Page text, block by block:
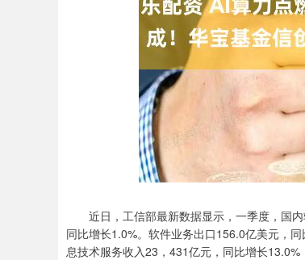
近日，工信部最新数据显示，一季度，国内
同比增长1.0%。软件业务出口156.0亿美元，
息技术服务收入23，431亿元，同比增长
深证成指 14311.01